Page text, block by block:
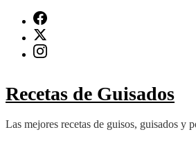
contenido
(presiona
Recetas de Guisados
Las mejores recetas de guisos, guisados y